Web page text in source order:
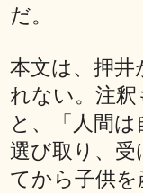
だ。
本文は、押
れない。注
と、「人間
選び取り、
てから子供